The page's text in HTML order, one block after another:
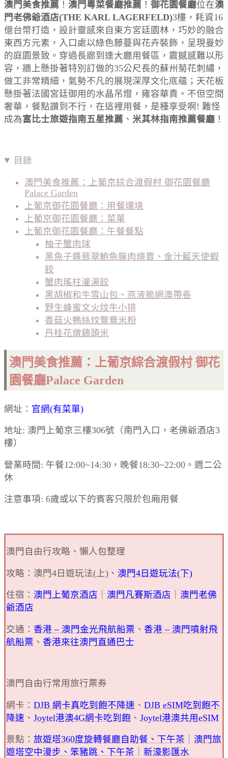
澳門美食推薦 ！ 澳門粵菜餐廳推薦 ！ 御花園餐廳位在澳
門老佛爺酒店(THE KARL LAGERFELD)3樓，耗資16
億台幣打造，設計靈感來自東方宮廷園林，巧妙的融合
東西方元素，入口處以綠色藤蔓與花卉裝飾，呈現曼妙
的庭園景致。穿過長廊到達大廳用餐區，震撼感難以形
容，牆上懸掛著特別訂做的35公尺長的蘇州菊花刺繡，
做工非常精細，氣勢不凡的展現深厚文化底蘊；天花板
懸掛著法國宮廷御用的水晶吊燈，雍容華貴。不但空間
奢華，餐點讚到不行，在這裡用餐，是種享受啊! 難怪
成為富比士旅遊指南五星推薦 、 米其林指南推薦餐廳 ！
目錄
澳門美食推薦：上葡京綜合渡假村 御花園餐廳
Palace Garden
上葡京御花園餐廳：用餐環境
上葡京御花園餐廳：菜單
上葡京御花園餐廳：午餐餐點
柚子蟹肉球
黑魚子醬翡翠鮑魚䐁肉燒賣、金汁藍天使蝦
餃
蟹肉瑤柱灌湯餃
黑胡椒和牛雪山包、燕液脆網澳帶卷
野生蜂蜜文火炆牛小排
香菇火鴨絲炆鴛鴦米粉
丹桂花燉鷄頭米
澳門美食推薦：上葡京綜合渡假村 御花
園餐廳Palace Garden
網址： 官網(有菜單)
地址: 澳門上葡京三樓306號（南門入口，老佛爺酒店3
樓）
營業時間: 午餐12:00~14:30，晚餐18:30~22:00。週二公
休
注意事項: 6歲或以下的賓客只限於包廂用餐
澳門自由行攻略、懶人包整理
攻略：澳門4日遊玩法(上)、 澳門4日遊玩法(下)
住宿： 澳門上葡京酒店 澳門凡賽斯酒店
澳門老佛
爺酒店
交通： 香港 – 澳門金光飛航船票 、 香港 – 澳門噴射飛
航船票 、 香港來往澳門直通巴士
澳門自由行常用旅行票券
網卡： DJB 網卡真吃到飽不降速 、 DJB eSIM吃到飽不
降速 、 Joytel港澳4G網卡吃到飽 、 Joytel港澳共用eSIM
景點： 旅遊塔360度旋轉餐廳自助餐、下午茶
澳門旅
遊塔空中漫步、笨豬跳、下午茶
新濠影匯水